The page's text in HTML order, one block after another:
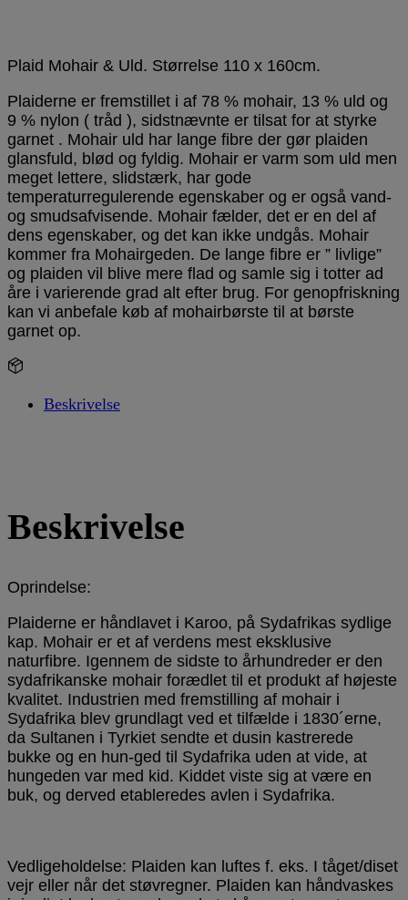
Plaid Mohair & Uld. Størrelse 110 x 160cm.
Plaiderne er fremstillet i af 78 % mohair, 13 % uld og
9 % nylon ( tråd ), sidstnævnte er tilsat for at styrke
garnet . Mohair uld har lange fibre der gør plaiden
glansfuld, blød og fyldig. Mohair er varm som uld men
meget lettere, slidstærk, har gode
temperaturregulerende egenskaber og er også vand-
og smudsafvisende. Mohair fælder, det er en del af
dens egenskaber, og det kan ikke undgås. Mohair
kommer fra Mohairgeden. De lange fibre er ” livlige”
og plaiden vil blive mere flad og samle sig i totter ad
åre i varierende grad alt efter brug. For genopfriskning
kan vi anbefale køb af mohairbørste til at børste
garnet op.
Beskrivelse
Beskrivelse
Oprindelse:
Plaiderne er håndlavet i Karoo, på Sydafrikas sydlige
kap. Mohair er et af verdens mest eksklusive
naturfibre. Igennem de sidste to århundreder er den
sydafrikanske mohair forædlet til et produkt af højeste
kvalitet. Industrien med fremstilling af mohair i
Sydafrika blev grundlagt ved et tilfælde i 1830´erne,
da Sultanen i Tyrkiet sendte et dusin kastrerede
bukke og en hun-ged til Sydafrika uden at vide, at
hungeden var med kid. Kiddet viste sig at være en
buk, og derved etableredes avlen i Sydafrika.
Vedligeholdelse: Plaiden kan luftes f. eks. I tåget/diset
vejr eller når det støvregner. Plaiden kan håndvaskes